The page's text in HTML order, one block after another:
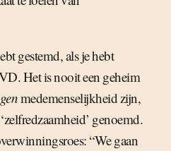
gestemd, als je hebt
Het is nooit een geheim
medemenselijkheid zijn,
genoemd.
“We gaan